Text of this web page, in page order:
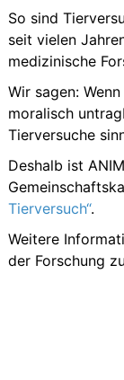
So sind
seit vielen
medizinische
Wir sagen:
moralisch
Tierversuche
Deshalb ist
Tierversuch“.
Weitere
der Forschung